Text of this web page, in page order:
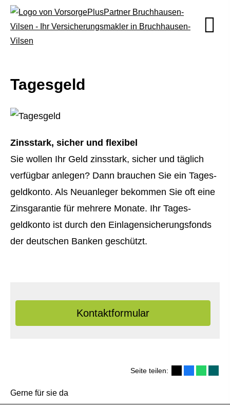
Tages­geld
Zinsstark, sicher und flexibel
Sie wollen Ihr Geld zinsstark, sicher und täglich
verfügbar anlegen? Dann brauchen Sie ein Tages­
geldkonto. Als Neuanleger bekommen Sie oft eine
Zinsgarantie für mehrere Monate. Ihr Tages­
geldkonto ist durch den Einlagensicherungsfonds
der deutschen Banken geschützt.
Kontaktformular
Seite teilen:
Gerne für sie da